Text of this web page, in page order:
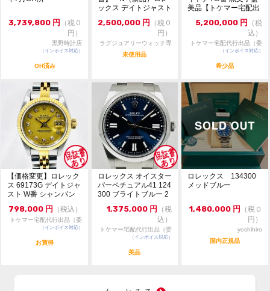
是非ご検討下さい。
※店頭でも販売をしておりますので、売り切れの際はご
了承ください。
ご来店前に在庫の有無のご確認をお勧めします。
※価格に関してのお問い合わせはメッセージでご質問頂
ください。
お問い合わせ先
大黒屋 時計館中野店
TEL:03-5318-5250
3,739,800 円
（税０
円）
黒野時計店
（インボイス対応）
OH済み
ックス デイトジャスト
126231 36m...
2,500,000 円
（税０
円）
ラグジュアリーウォッチ専
門店：R/M
未使用品
美品【トケマー宅配出
5,200,000 円
（税
込）
トケマー宅配代行出品（委
託販売）
（インボイス対応）
希少品
【価格変更】ロレック
ス 69173G デイトジャ
スト W番 シャンパン
ゴールド 中...
798,000 円 （税込）
トケマー宅配代行出品（委
託販売）
（インボイス対応）
お買得
ロレックス オイスター
パーペチュアル41 124
300 ブライトブルー 2
1,375,000 円
（税
込）
トケマー宅配代行出品（委
託販売）
（インボイス対応）
美品
ロレックス 134300
メッドブルー
1,480,000 円
（税０
円）
yoshihiro
国内正規品